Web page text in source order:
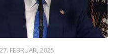
27. FEBRUAR, 2025